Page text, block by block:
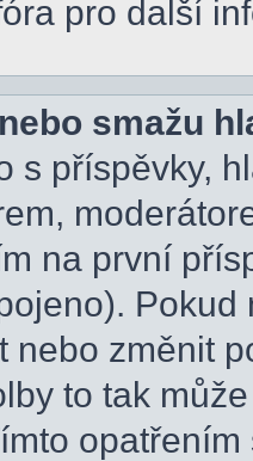
pro další
smažu
s příspěvky,
na první
nebo změnit
to tak